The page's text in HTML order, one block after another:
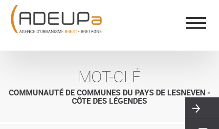
Aller
contenu
principal
MOT-CLÉ
COMMUNAUTÉ DE COMMUNES DU PAYS DE LESNEVEN -
CÔTE DES LÉGENDES
Panneau de gestion des cookies